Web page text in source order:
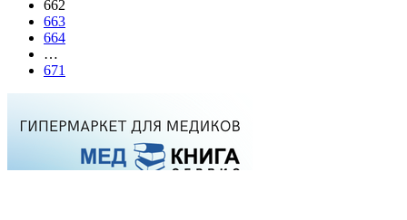
662
663
664
…
671